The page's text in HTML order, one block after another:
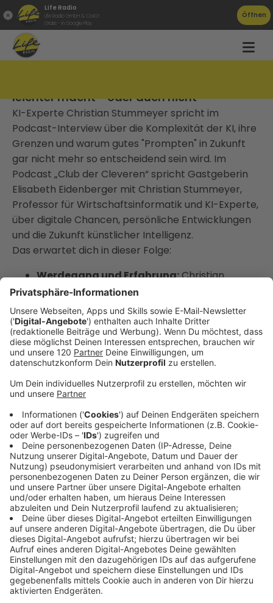
Life Radio
Life Radio GmbH & Co.KG
Gratis - in Google Play
Öffnen
leichter macht - oder auch nicht
KI-Experte Christian Stummeyer spricht im
Podcast-Interview über die Komplexität der KI, ihre
Grenzen und warum gutes "Prompten" in Zukunft
gar nicht mehr so entscheidend sein wird. Im
Podcast „Club der Cleveren“ spricht Gastgeberin
Elisabeth Eidenberger mit Christian Stummeyer,
Professor für Wirtschaftsinformatik und KI-Experte,
über digitale Chancen, persönliche Entwicklungen
und die Zukunft künstlicher Intelligenz.
Das erwartet dich in dieser Folge:
Werdegang und Erfahrung:Christian
Stummeyer erzählt von seinem beruflichen
und akademischen Hintergrund – von der
Boston Consulting Group über das
Unternehmertum bis zur Professur.
Faszination Digitalisierung:Warum
Digitalisierung für ihn schon seit der Schulzeit
spannend ist und wie das Thema sein Leben
geprägt hat.
Künstliche Intelligenz für alle?Die Welle der
KI: Wie generative KI funktioniert, warum sie
aktuell so präsent ist und ob wirklich jede:r
davon profitieren muss.
Prompt Engineering:Tipps, warum es wichtig
ist, gute Prompts zu schreiben, aber warum
diese Kompetenz schon bald weniger relevant
sein könnte.
KI im Business-Kontext:Konkrete Beispiele,
wie KI gerade Marketing und Vertrieb
verändert – von personalisierten
Produkttexten bis zu Netflix-Covern.
Kreativität der KI: